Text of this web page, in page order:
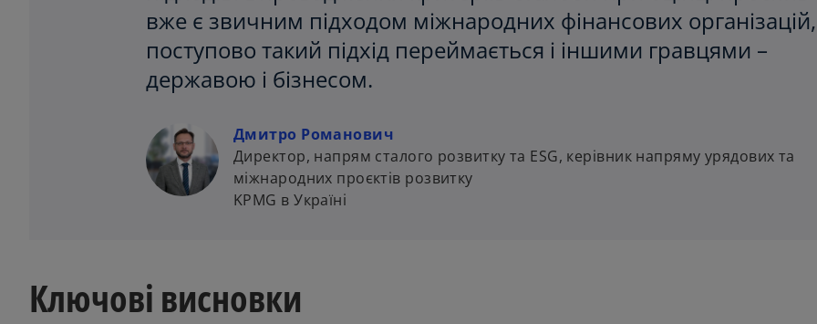
вже є звичним підходом міжнародних фінансових організацій,
поступово такий підхід переймається і іншими гравцями –
державою і бізнесом.
Дмитро Романович
Директор, напрям сталого розвитку та ESG, керівник напряму урядових та
міжнародних проєктів розвитку
KPMG в Україні
Ключові висновки